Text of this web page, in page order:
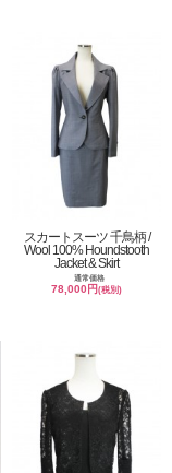
スカートスーツ 千鳥柄 /
Wool 100% Houndstooth
Jacket & Skirt
通常価格
78,000円(税別)